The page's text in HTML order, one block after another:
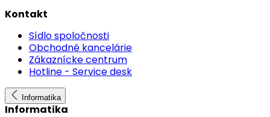
Kontakt
Sídlo spoločnosti
Obchodné kancelárie
Zákaznícke centrum
Hotline - Service desk
Informatika
Informatika